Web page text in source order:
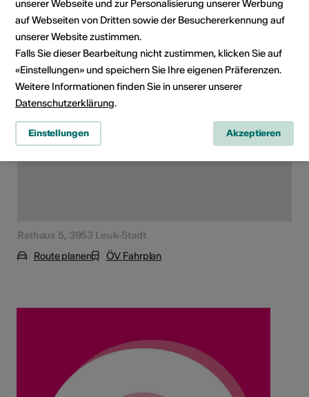
Veranstaltungsort
Rathaus 5, 3953 Leuk-Stadt
Route planen
ÖV Fahrplan
unserer Webseite und zur Personalisierung unserer Werbung
auf Webseiten von Dritten sowie der Besuchererkennung auf
unserer Website zustimmen.
Falls Sie dieser Bearbeitung nicht zustimmen, klicken Sie auf
«Einstellungen» und speichern Sie Ihre eigenen Präferenzen.
Weitere Informationen finden Sie in unserer unserer
Datenschutzerklärung.
Einstellungen Akzeptieren